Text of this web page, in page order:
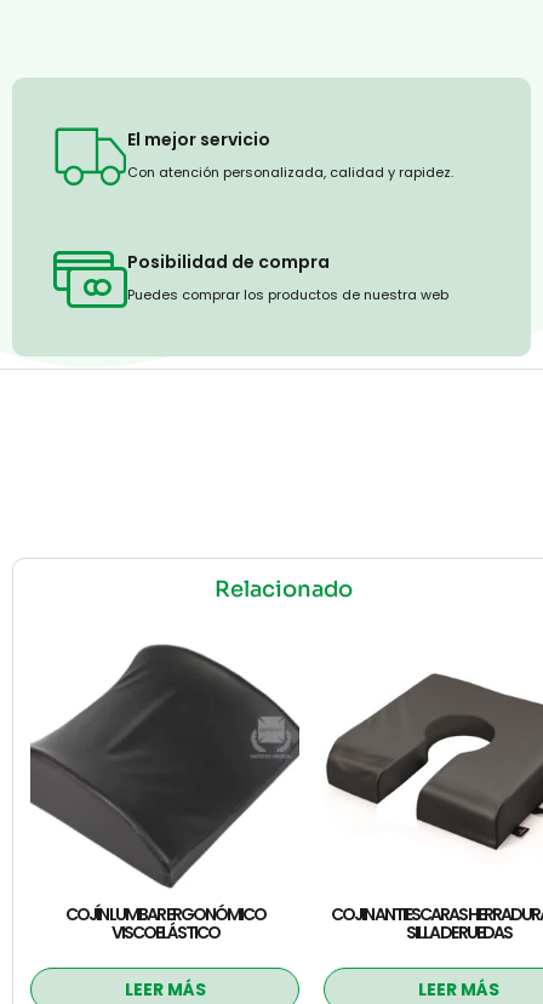
El mejor servicio
Con atención personalizada, calidad y rapidez.
Posibilidad de compra
Puedes comprar los productos de nuestra web
Relacionado
COJÍN LUMBAR ERGONÓMICO
VISCOELÁSTICO
LEER MÁS
COJIN ANTIESCARAS
SILLA DE RUEDAS
LEER MÁS